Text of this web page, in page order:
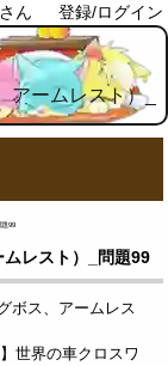
ん 登録/ログイン
アームレスト）_
99
レスト）_問題99
ボス、アームレス
世界の車クロスワ